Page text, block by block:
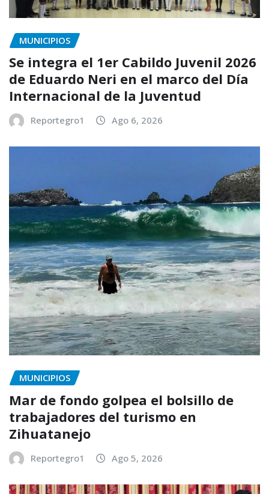
MUNICIPIOS
Se integra el 1er Cabildo Juvenil 2026
de Eduardo Neri en el marco del Día
Internacional de la Juventud
Reportegro1 Ago 6, 2026
MUNICIPIOS
Mar de fondo golpea el bolsillo de
trabajadores del turismo en
Zihuatanejo
Reportegro1 Ago 5, 2026